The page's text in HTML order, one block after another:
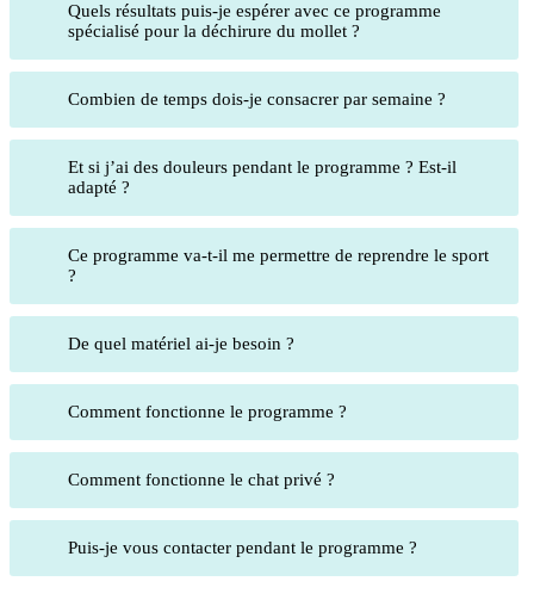
Quels résultats puis-je espérer avec ce programme
spécialisé pour la déchirure du mollet ?
Combien de temps dois-je consacrer par semaine ?
Et si j’ai des douleurs pendant le programme ? Est-il
adapté ?
Ce programme va-t-il me permettre de reprendre le sport
?
De quel matériel ai-je besoin ?
Comment fonctionne le programme ?
Comment fonctionne le chat privé ?
Puis-je vous contacter pendant le programme ?